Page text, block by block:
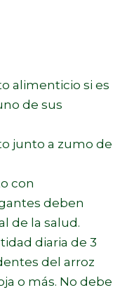
alimenticio si es
de sus
junto a zumo de
con
deben
de la salud.
diaria de 3
del arroz
o más. No debe